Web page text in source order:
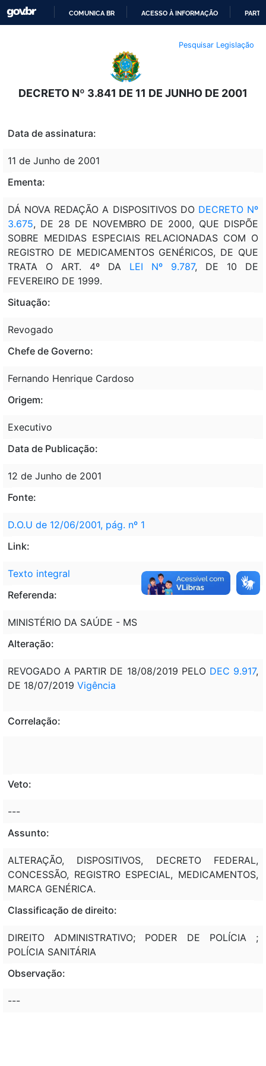
O
CONTEÚDO
COMUNICA BR ACESSO À INFORMAÇÃO
Pesquisar Legislação
DECRETO Nº 3.841 DE 11 DE JUNHO DE 2001
Data de assinatura:
11 de Junho de 2001
Ementa:
DÁ NOVA REDAÇÃO A DISPOSITIVOS DO DECRETO Nº
3.675, DE 28 DE NOVEMBRO DE 2000, QUE DISPÕE
SOBRE MEDIDAS ESPECIAIS RELACIONADAS COM O
REGISTRO DE MEDICAMENTOS GENÉRICOS, DE QUE
TRATA O ART. 4º DA LEI Nº 9.787, DE 10 DE
FEVEREIRO DE 1999.
Situação:
Revogado
Chefe de Governo:
Fernando Henrique Cardoso
Origem:
Executivo
Data de Publicação:
12 de Junho de 2001
Fonte:
D.O.U de 12/06/2001, pág. nº 1
Link:
Texto integral
Referenda:
MINISTÉRIO DA SAÚDE - MS
Alteração:
REVOGADO A PARTIR DE 18/08/2019 PELO DEC 9.917,
DE 18/07/2019 Vigência
Correlação:
Veto:
---
Assunto:
ALTERAÇÃO, DISPOSITIVOS, DECRETO FEDERAL,
CONCESSÃO, REGISTRO ESPECIAL, MEDICAMENTOS,
MARCA GENÉRICA.
Classificação de direito:
DIREITO ADMINISTRATIVO; PODER DE POLÍCIA ;
POLÍCIA SANITÁRIA
Observação:
---